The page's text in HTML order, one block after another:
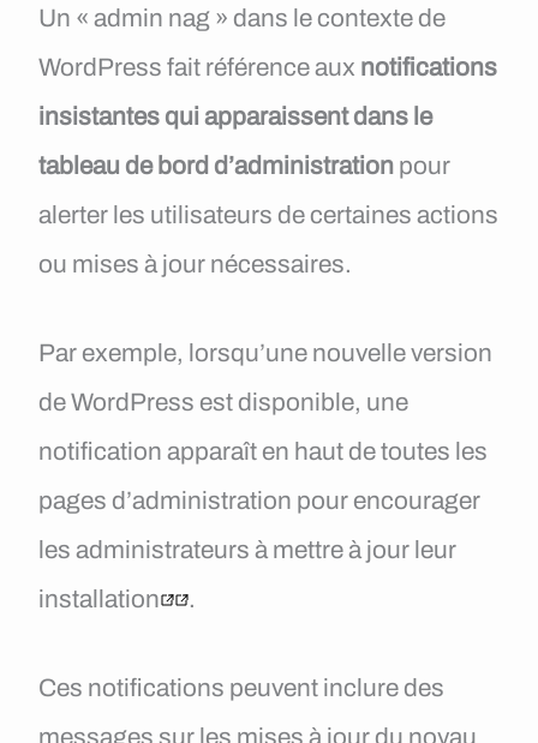
Un « admin nag » dans le contexte de
WordPress fait référence aux notifications
insistantes qui apparaissent dans le
tableau de bord d’administration pour
alerter les utilisateurs de certaines actions
ou mises à jour nécessaires.
Par exemple, lorsqu’une nouvelle version
de WordPress est disponible, une
notification apparaît en haut de toutes les
pages d’administration pour encourager
les administrateurs à mettre à jour leur
installation
.
Ces notifications peuvent inclure des
messages sur les mises à jour du noyau